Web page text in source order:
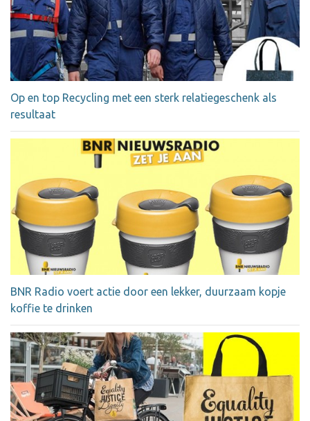
Op en top Recycling met een sterk relatiegeschenk als
resultaat
BNR Radio voert actie door een lekker, duurzaam kopje
koffie te drinken